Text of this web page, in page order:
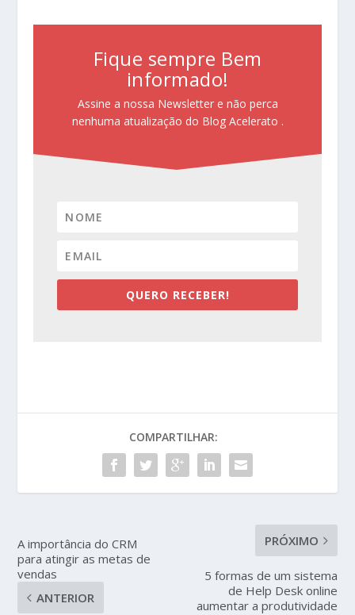
Fique sempre Bem
informado!
Assine a nossa Newsletter e não perca
nenhuma atualização do Blog Acelerato .
QUERO RECEBER!
COMPARTILHAR:
A importância do CRM
para atingir as metas de
vendas
ANTERIOR
PRÓXIMO
5 formas de um sistema
de Help Desk online
aumentar a produtividade